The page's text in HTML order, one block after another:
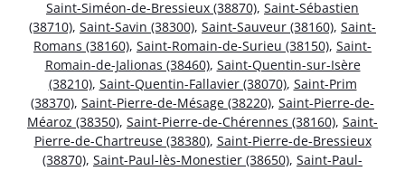
Saint-Siméon-de-Bressieux (38870), Saint-Sébastien
(38710), Saint-Savin (38300), Saint-Sauveur (38160), Saint-
Romans (38160), Saint-Romain-de-Surieu (38150), Saint-
Romain-de-Jalionas (38460), Saint-Quentin-sur-Isère
(38210), Saint-Quentin-Fallavier (38070), Saint-Prim
(38370), Saint-Pierre-de-Mésage (38220), Saint-Pierre-de-
Méaroz (38350), Saint-Pierre-de-Chérennes (38160), Saint-
Pierre-de-Chartreuse (38380), Saint-Pierre-de-Bressieux
(38870), Saint-Paul-lès-Monestier (38650), Saint-Paul-